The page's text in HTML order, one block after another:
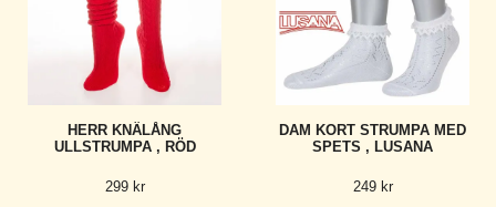
HERR KNÄLÅNG
ULLSTRUMPA , RÖD
299 kr
DAM KORT STRUMPA MED
SPETS , LUSANA
249 kr